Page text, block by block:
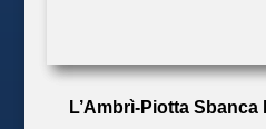
L’Ambrì-Piotta